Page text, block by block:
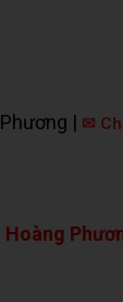
| ✉
Hoàng